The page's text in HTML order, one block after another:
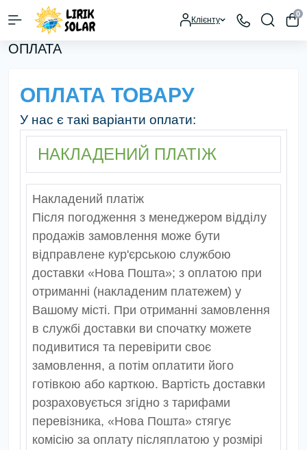
Клієнту
0
ОПЛАТА
ОПЛАТА ТОВАРУ
У нас є такі варіанти оплати:
НАКЛАДЕНИЙ ПЛАТІЖ
Накладений платіж
Після погодження з менеджером відділу
продажів замовлення може бути
відправлене кур'єрською службою
доставки «Нова Пошта»; з оплатою при
отриманні (накладеним платежем) у
Вашому місті. При отриманні замовлення
в службі доставки ви спочатку можете
подивитися та перевірити своє
замовлення, а потім оплатити його
готівкою або карткою. Вартість доставки
розраховується згідно з тарифами
перевізника, «Нова Пошта» стягує
комісію за оплату післяплатою у розмірі